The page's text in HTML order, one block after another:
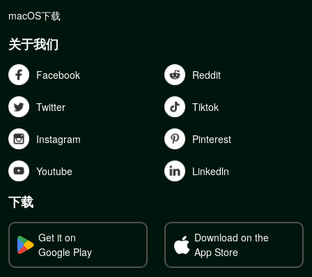
macOS下载
关于我们
Facebook Reddit
Twitter Tiktok
Instagram Pinterest
Youtube Linkedln
下载
Get it on
Google Play
Download on the
App Store